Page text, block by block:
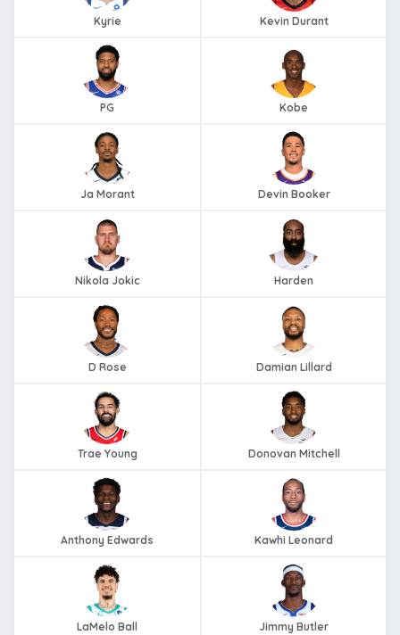
Kyrie Kevin Durant
PG Kobe
Ja Morant Devin Booker
Nikola Jokic Harden
D Rose Damian Lillard
Trae Young Donovan Mitchell
Anthony Edwards Kawhi Leonard
LaMelo Ball Jimmy Butler